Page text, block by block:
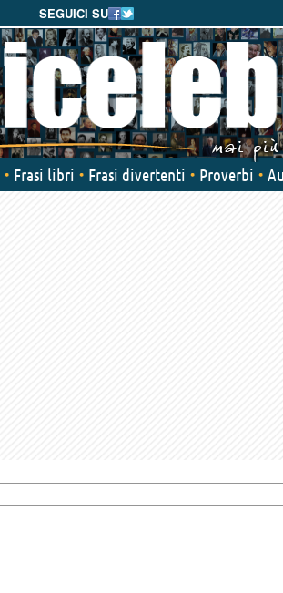
SEGUICI SU
Frasi libri Frasi divertenti Proverbi